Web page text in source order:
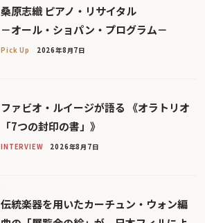
桑原志織 ピアノ・リサイタル
－オール・ショパン・プログラム－
Pick Up 2026年8月7日
ファビオ・ルイージが語る 《オラトリオ
「7つの封印の書」》
INTERVIEW 2026年8月7日
伝統楽器を用いたカーチュン・ウォン編